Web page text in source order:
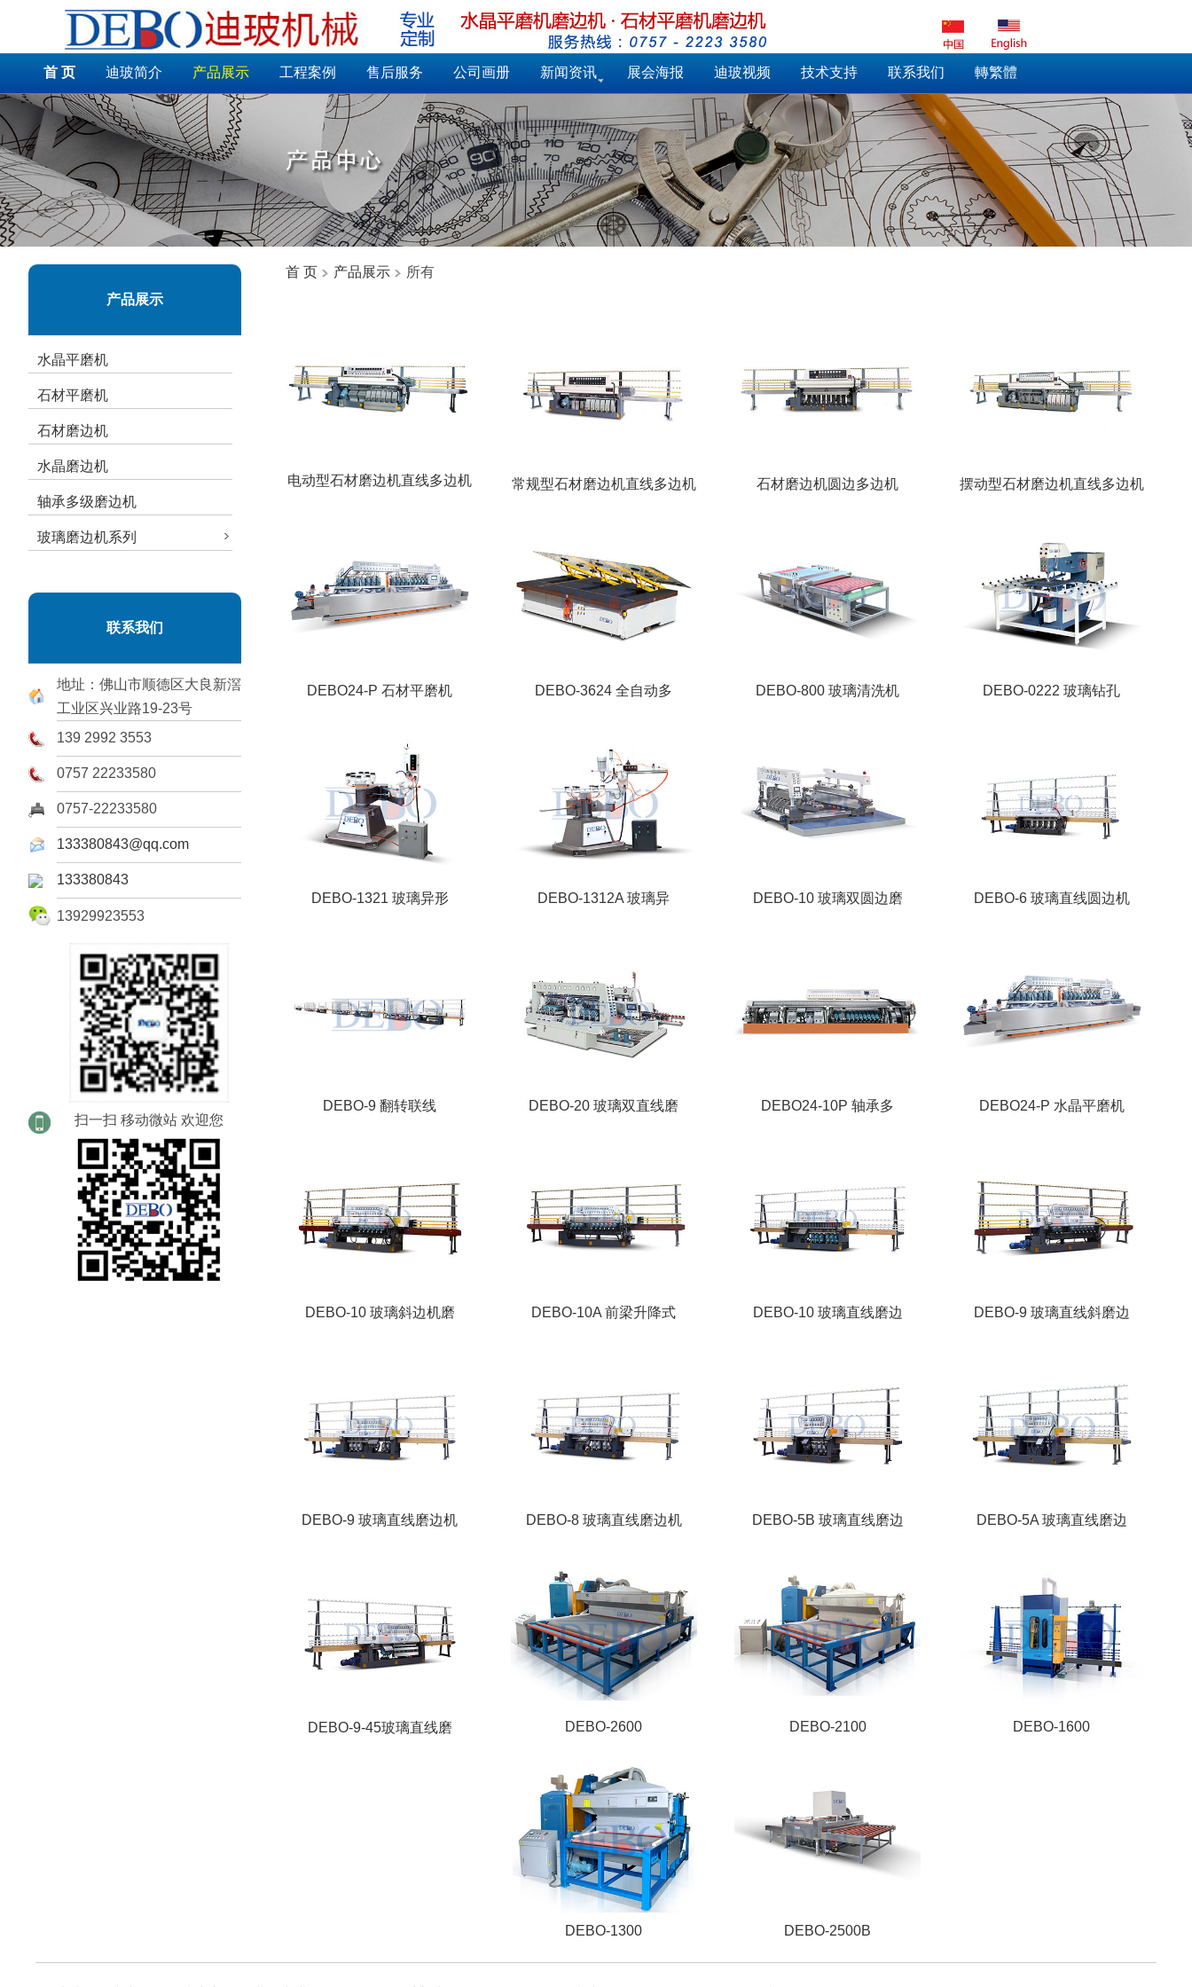
首 页 迪玻简介 产品展示 工程案例 售后服务 公司画册 新闻资讯 展会海报 迪玻视频 技术支持 联系我们 轉繁體
产品展示
水晶平磨机
石材平磨机
石材磨边机
水晶磨边机
轴承多级磨边机
玻璃磨边机系列
联系我们
地址：佛山市顺德区大良新滘
工业区兴业路19-23号
139 2992 3553
0757 22233580
0757-22233580
133380843@qq.com
133380843
13929923553
扫一扫 移动微站 欢迎您
首 页 产品展示 所有
电动型石材磨边机直线多边机 常规型石材磨边机直线多边机 石材磨边机圆边多边机 摆动型石材磨边机直线多边机
DEBO24-P 石材平磨机 DEBO-3624 全自动多 DEBO-800 玻璃清洗机 DEBO-0222 玻璃钻孔
DEBO-1321 玻璃异形 DEBO-1312A 玻璃异 DEBO-10 玻璃双圆边磨 DEBO-6 玻璃直线圆边机
DEBO-9 翻转联线 DEBO-20 玻璃双直线磨 DEBO24-10P 轴承多 DEBO24-P 水晶平磨机
DEBO-10 玻璃斜边机磨 DEBO-10A 前梁升降式 DEBO-10 玻璃直线磨边 DEBO-9 玻璃直线斜磨边
DEBO-9 玻璃直线磨边机 DEBO-8 玻璃直线磨边机 DEBO-5B 玻璃直线磨边 DEBO-5A 玻璃直线磨边
DEBO-9-45玻璃直线磨 DEBO-2600 DEBO-2100 DEBO-1600
DEBO-1300 DEBO-2500B